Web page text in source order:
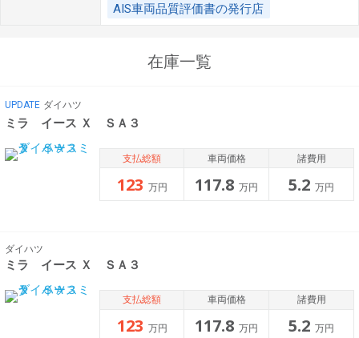
AIS車両品質評価書の発行店
在庫一覧
UPDATE ダイハツ
ミラ イース Ｘ ＳＡ３
支払総額
123 万円
車両価格
117.8 万円
諸費用
5.2 万円
ダイハツ
ミラ イース Ｘ ＳＡ３
支払総額
123 万円
車両価格
117.8 万円
諸費用
5.2 万円